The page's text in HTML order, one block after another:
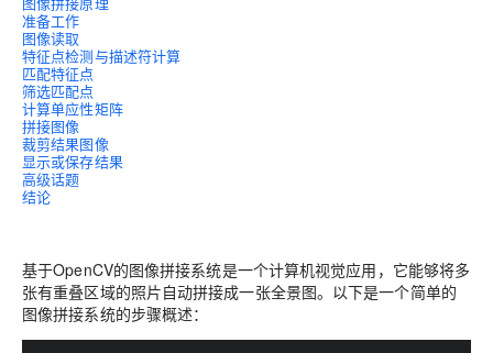
准备工作
图像读取
特征点检测与描述符计算
匹配特征点
筛选匹配点
计算单应性矩阵
拼接图像
裁剪结果图像
显示或保存结果
高级话题
结论
基于OpenCV的图像拼接系统是一个计算机视觉应用，它能够将多
张有重叠区域的照片自动拼接成一张全景图。以下是一个简单的
图像拼接系统的步骤概述：